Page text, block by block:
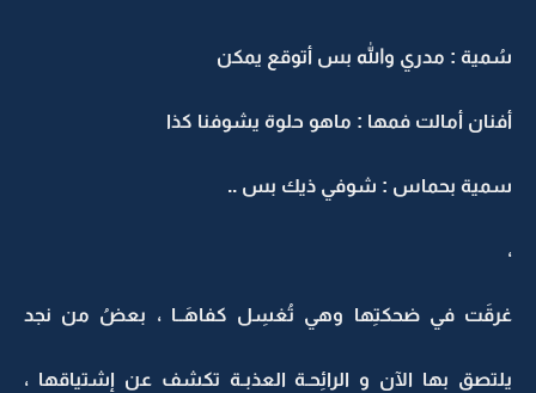
سُمية : مدري والله بس أتوقع يمكن
أفنان أمالت فمها : ماهو حلوة يشوفنا كذا
سمية بحماس : شوفي ذيك بس ..
،
غرقَت في ضحكتِها وهي تُغسِل كفاهَــا ، بعضُ من نجد
يلتصق بها الآن و الرائِحـة العذبـة تكشف عن إشتياقها ،